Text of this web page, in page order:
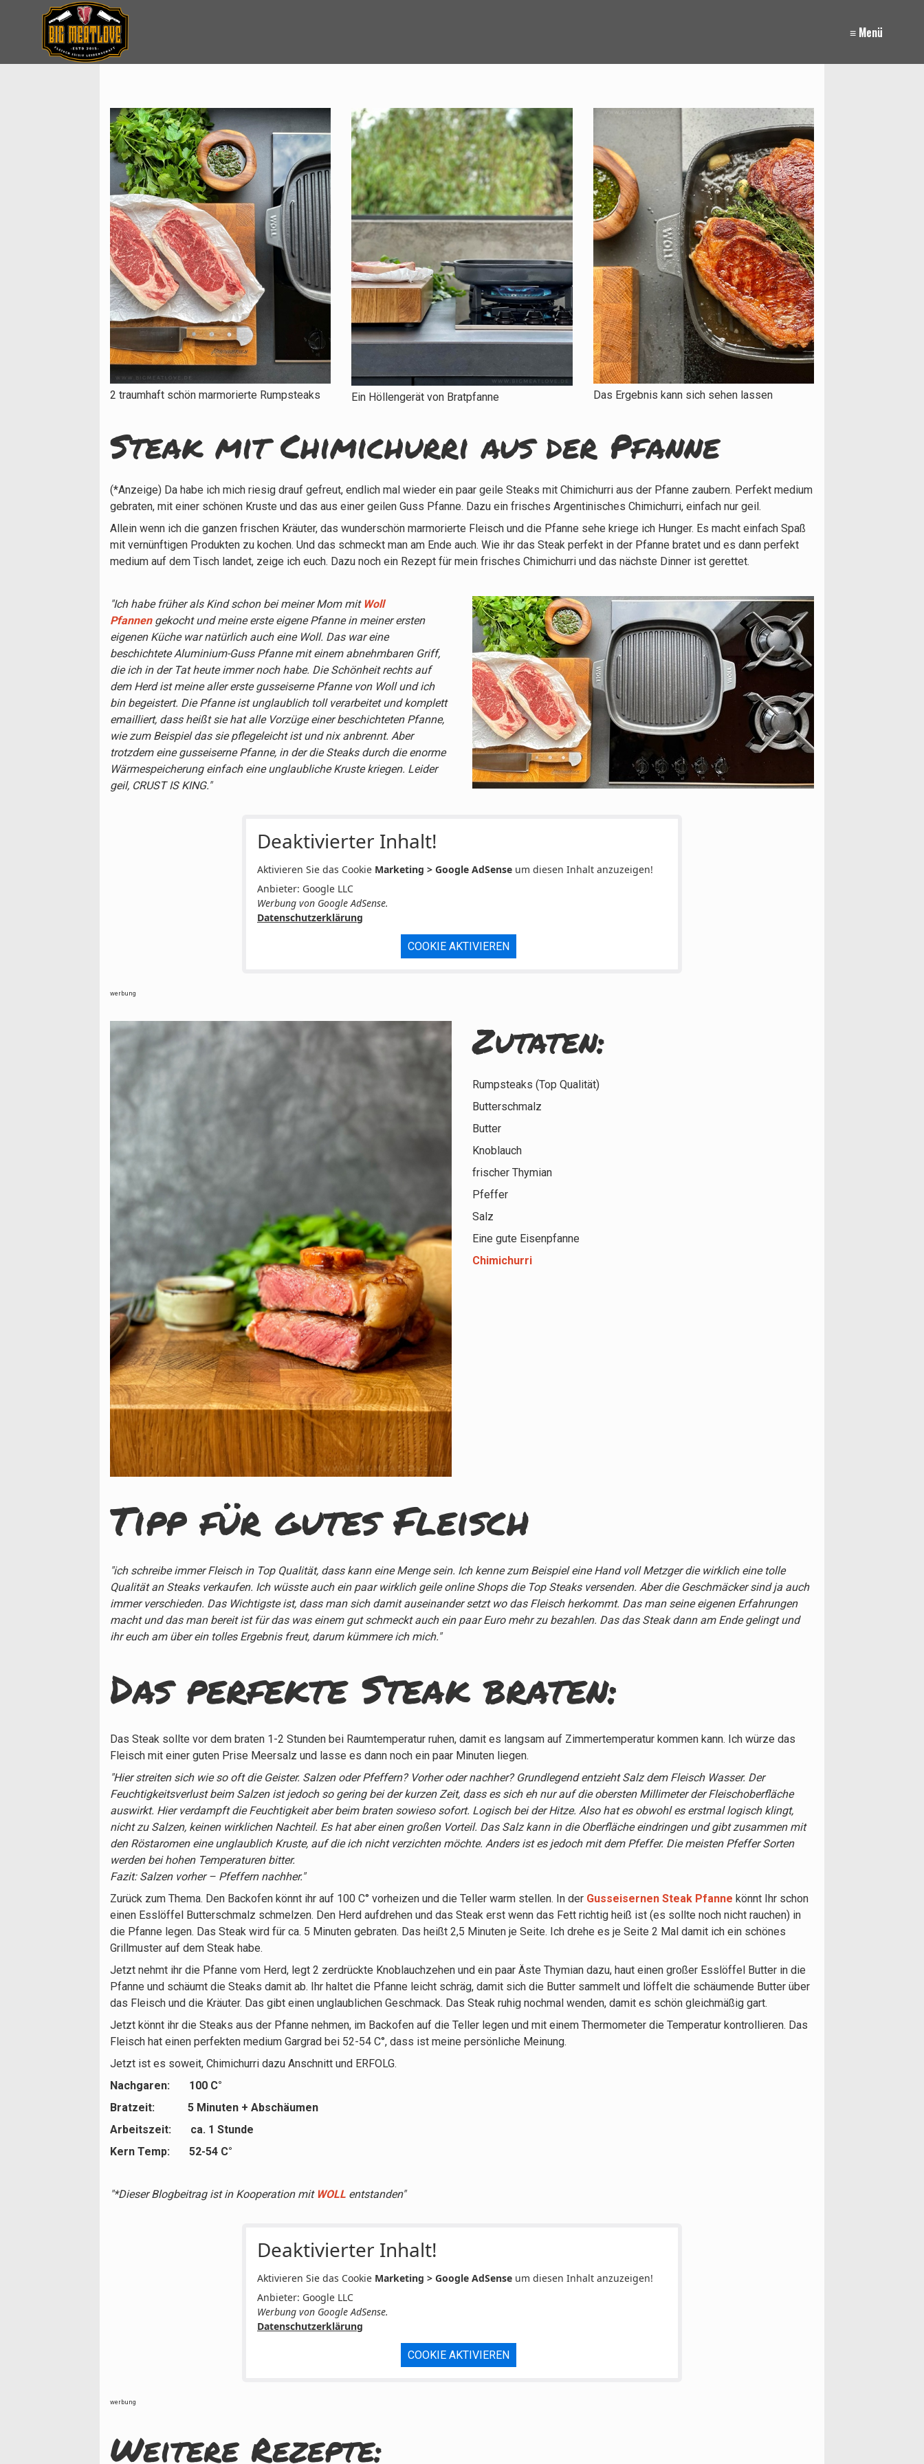
≡ Menü
2 traumhaft schön marmorierte Rumpsteaks Ein Höllengerät von Bratpfanne Das Ergebnis kann sich sehen lassen
Steak mit Chimichurri aus der Pfanne
(*Anzeige) Da habe ich mich riesig drauf gefreut, endlich mal wieder ein paar geile Steaks mit Chimichurri aus der Pfanne zaubern. Perfekt medium
gebraten, mit einer schönen Kruste und das aus einer geilen Guss Pfanne. Dazu ein frisches Argentinisches Chimichurri, einfach nur geil.
Allein wenn ich die ganzen frischen Kräuter, das wunderschön marmorierte Fleisch und die Pfanne sehe kriege ich Hunger. Es macht einfach Spaß
mit vernünftigen Produkten zu kochen. Und das schmeckt man am Ende auch. Wie ihr das Steak perfekt in der Pfanne bratet und es dann perfekt
medium auf dem Tisch landet, zeige ich euch. Dazu noch ein Rezept für mein frisches Chimichurri und das nächste Dinner ist gerettet.
"Ich habe früher als Kind schon bei meiner Mom mit Woll
Pfannengekocht und meine erste eigene Pfanne in meiner ersten
eigenen Küche war natürlich auch eine Woll. Das war eine
beschichtete Aluminium-Guss Pfanne mit einem abnehmbaren Griff,
die ich in der Tat heute immer noch habe. Die Schönheit rechts auf
dem Herd ist meine aller erste gusseiserne Pfanne von Woll und ich
bin begeistert. Die Pfanne ist unglaublich toll verarbeitet und komplett
emailliert, dass heißt sie hat alle Vorzüge einer beschichteten Pfanne,
wie zum Beispiel das sie pflegeleicht ist und nix anbrennt. Aber
trotzdem eine gusseiserne Pfanne, in der die Steaks durch die enorme
Wärmespeicherung einfach eine unglaubliche Kruste kriegen. Leider
geil, CRUST IS KING."
Deaktivierter Inhalt!
Aktivieren Sie das Cookie Marketing > Google AdSense um diesen Inhalt anzuzeigen!
Anbieter: Google LLC
Werbung von Google AdSense.
Datenschutzerklärung
COOKIE AKTIVIEREN
werbung
Zutaten:
Rumpsteaks (Top Qualität)
Butterschmalz
Butter
Knoblauch
frischer Thymian
Pfeffer
Salz
Eine gute Eisenpfanne
Chimichurri
Tipp für gutes Fleisch
"ich schreibe immer Fleisch in Top Qualität, dass kann eine Menge sein. Ich kenne zum Beispiel eine Hand voll Metzger die wirklich eine tolle
Qualität an Steaks verkaufen. Ich wüsste auch ein paar wirklich geile online Shops die Top Steaks versenden. Aber die Geschmäcker sind ja auch
immer verschieden. Das Wichtigste ist, dass man sich damit auseinander setzt wo das Fleisch herkommt. Das man seine eigenen Erfahrungen
macht und das man bereit ist für das was einem gut schmeckt auch ein paar Euro mehr zu bezahlen. Das das Steak dann am Ende gelingt und
ihr euch am über ein tolles Ergebnis freut, darum kümmere ich mich."
Das perfekte Steak braten:
Das Steak sollte vor dem braten 1-2 Stunden bei Raumtemperatur ruhen, damit es langsam auf Zimmertemperatur kommen kann. Ich würze das
Fleisch mit einer guten Prise Meersalz und lasse es dann noch ein paar Minuten liegen.
"Hier streiten sich wie so oft die Geister. Salzen oder Pfeffern? Vorher oder nachher? Grundlegend entzieht Salz dem Fleisch Wasser. Der
Feuchtigkeitsverlust beim Salzen ist jedoch so gering bei der kurzen Zeit, dass es sich eh nur auf die obersten Millimeter der Fleischoberfläche
auswirkt. Hier verdampft die Feuchtigkeit aber beim braten sowieso sofort. Logisch bei der Hitze. Also hat es obwohl es erstmal logisch klingt,
nicht zu Salzen, keinen wirklichen Nachteil. Es hat aber einen großen Vorteil. Das Salz kann in die Oberfläche eindringen und gibt zusammen mit
den Röstaromen eine unglaublich Kruste, auf die ich nicht verzichten möchte. Anders ist es jedoch mit dem Pfeffer. Die meisten Pfeffer Sorten
werden bei hohen Temperaturen bitter.
Fazit: Salzen vorher – Pfeffern nachher."
Zurück zum Thema. Den Backofen könnt ihr auf 100 C° vorheizen und die Teller warm stellen. In der Gusseisernen Steak Pfanne könnt Ihr schon
einen Esslöffel Butterschmalz schmelzen. Den Herd aufdrehen und das Steak erst wenn das Fett richtig heiß ist (es sollte noch nicht rauchen) in
die Pfanne legen. Das Steak wird für ca. 5 Minuten gebraten. Das heißt 2,5 Minuten je Seite. Ich drehe es je Seite 2 Mal damit ich ein schönes
Grillmuster auf dem Steak habe.
Jetzt nehmt ihr die Pfanne vom Herd, legt 2 zerdrückte Knoblauchzehen und ein paar Äste Thymian dazu, haut einen großer Esslöffel Butter in die
Pfanne und schäumt die Steaks damit ab. Ihr haltet die Pfanne leicht schräg, damit sich die Butter sammelt und löffelt die schäumende Butter über
das Fleisch und die Kräuter. Das gibt einen unglaublichen Geschmack. Das Steak ruhig nochmal wenden, damit es schön gleichmäßig gart.
Jetzt könnt ihr die Steaks aus der Pfanne nehmen, im Backofen auf die Teller legen und mit einem Thermometer die Temperatur kontrollieren. Das
Fleisch hat einen perfekten medium Gargrad bei 52-54 C°, dass ist meine persönliche Meinung.
Jetzt ist es soweit, Chimichurri dazu Anschnitt und ERFOLG.
Nachgaren: 100 C°
Bratzeit: 5 Minuten + Abschäumen
Arbeitszeit: ca. 1 Stunde
Kern Temp: 52-54 C°
"*Dieser Blogbeitrag ist in Kooperation mit WOLL entstanden"
Deaktivierter Inhalt!
Aktivieren Sie das Cookie Marketing > Google AdSense um diesen Inhalt anzuzeigen!
Anbieter: Google LLC
Werbung von Google AdSense.
Datenschutzerklärung
COOKIE AKTIVIEREN
werbung
Weitere Rezepte: